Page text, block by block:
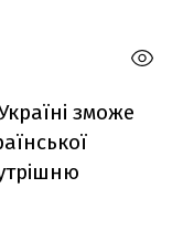
зможе